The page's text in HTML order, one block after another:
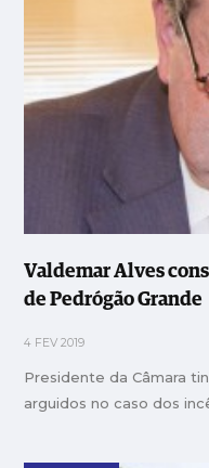
Valdemar Alves
de Pedrógão Grande
4 FEV 2019
Presidente da Câmara
arguidos no caso dos